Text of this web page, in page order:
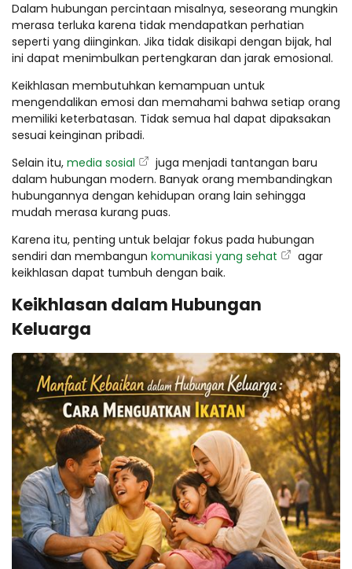
Dalam hubungan percintaan misalnya, seseorang mungkin
merasa terluka karena tidak mendapatkan perhatian
seperti yang diinginkan. Jika tidak disikapi dengan bijak, hal
ini dapat menimbulkan pertengkaran dan jarak emosional.
Keikhlasan membutuhkan kemampuan untuk
mengendalikan emosi dan memahami bahwa setiap orang
memiliki keterbatasan. Tidak semua hal dapat dipaksakan
sesuai keinginan pribadi.
Selain itu, media sosial
juga menjadi tantangan baru
dalam hubungan modern. Banyak orang membandingkan
hubungannya dengan kehidupan orang lain sehingga
mudah merasa kurang puas.
Karena itu, penting untuk belajar fokus pada hubungan
sendiri dan membangun komunikasi yang sehat
agar
keikhlasan dapat tumbuh dengan baik.
Keikhlasan dalam Hubungan
Keluarga